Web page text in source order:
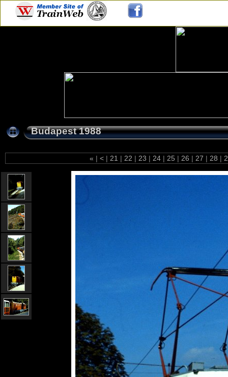
Budapest 1988
« | < | 21 | 22 | 23 | 24 | 25 | 26 | 27 | 28 |